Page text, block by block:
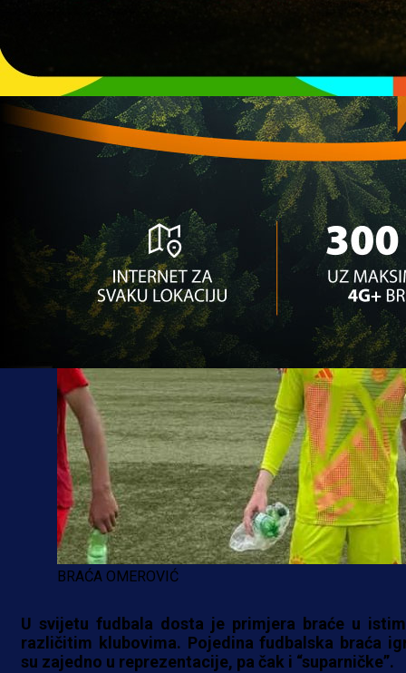
BRAĆA OMEROVIĆ
U svijetu fudbala dosta je primjera braće u
različitim klubovima. Pojedina fudbalska braća
su zajedno u reprezentacije, pa čak i “suparničke”.